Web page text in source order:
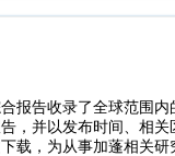
报告收录了全球范围
，并以发布时间、相
载，为从事加蓬相关研